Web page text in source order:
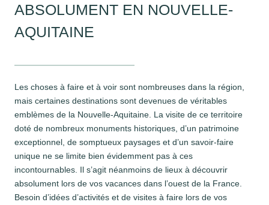
ABSOLUMENT EN NOUVELLE-
AQUITAINE
Les choses à faire et à voir sont nombreuses dans la région,
mais certaines destinations sont devenues de véritables
emblèmes de la Nouvelle-Aquitaine. La visite de ce territoire
doté de nombreux monuments historiques, d’un patrimoine
exceptionnel, de somptueux paysages et d’un savoir-faire
unique ne se limite bien évidemment pas à ces
incontournables. Il s’agit néanmoins de lieux à découvrir
absolument lors de vos vacances dans l’ouest de la France.
Besoin d’idées d’activités et de visites à faire lors de vos